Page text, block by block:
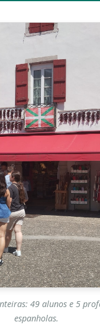
49 alunos e 5
espanholas.